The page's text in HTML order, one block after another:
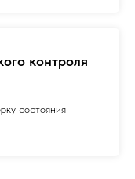
контроля
состояния